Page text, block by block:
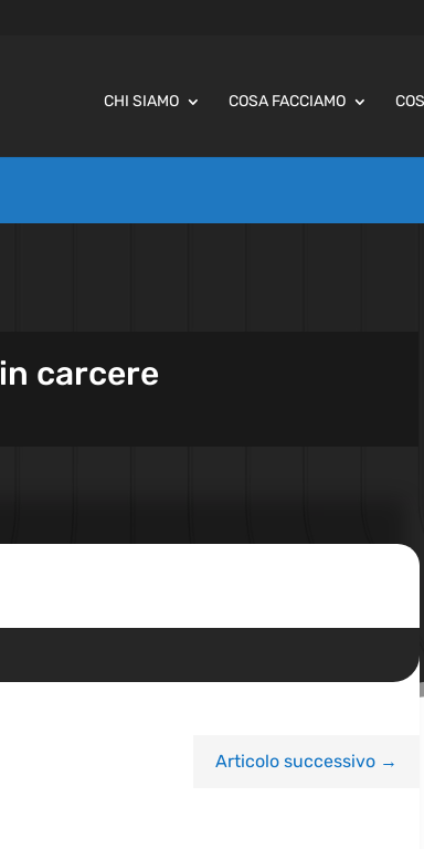
CHI SIAMO COSA FACCIAMO
carcere
Articolo successivo→